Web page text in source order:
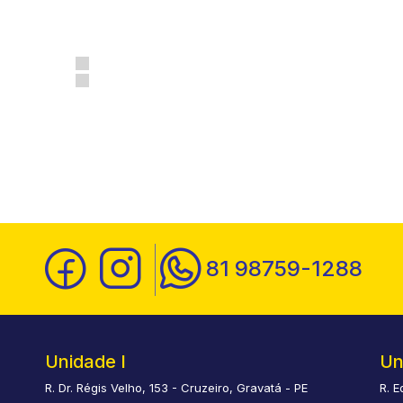
81 98759-1288
Unidade I
R. Dr. Régis Velho, 153 - Cruzeiro, Gravatá - PE
R.